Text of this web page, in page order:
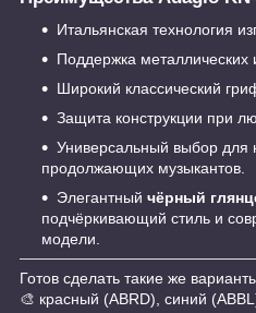
Итальянская технология
Поддержка металлических
Широкий классический
Защита конструкции при
Универсальный выбор
продолжающих музыкантов.
Элегантный чёрный
подчёркивающий стиль и
модели.
Готов сделать такие же
🎨 красный (ABRD), синий